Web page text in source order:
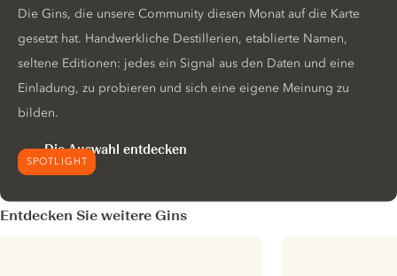
SPOTLIGHT
Die Gins, die unsere Community diesen Monat auf die Karte
gesetzt hat. Handwerkliche Destillerien, etablierte Namen,
seltene Editionen: jedes ein Signal aus den Daten und eine
Einladung, zu probieren und sich eine eigene Meinung zu
bilden.
Die Auswahl entdecken
Entdecken Sie weitere Gins